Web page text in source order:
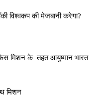
विश्वकप की मेजबानी करेगा?
मिशन के तहत आयुष्मान भारत
मिशन